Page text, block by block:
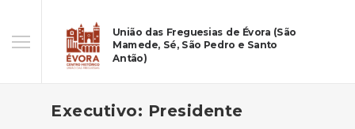
União das Freguesias de Évora (São
Mamede, Sé, São Pedro e Santo
Antão)
Executivo: Presidente